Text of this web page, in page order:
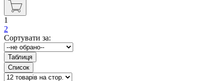
1
2
Сортувати за: